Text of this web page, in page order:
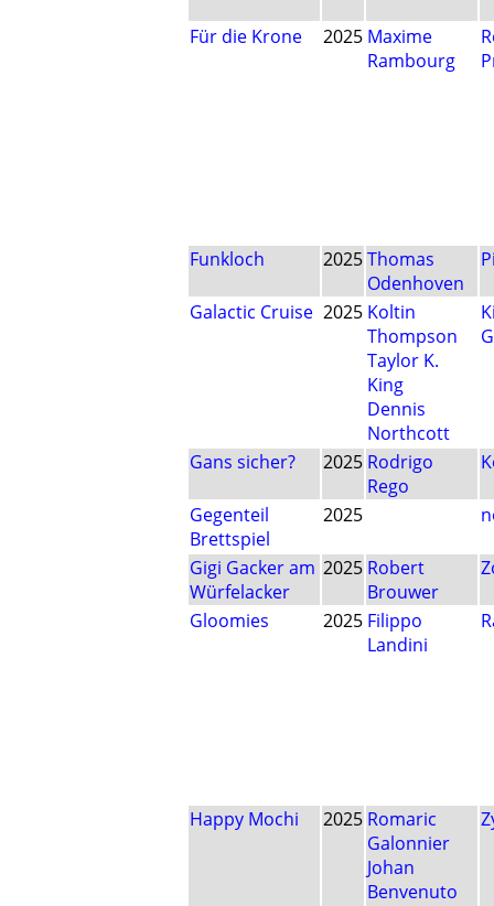
Für die Krone 2025 Maxime
Rambourg
Funkloch 2025Thomas
Odenhoven
Galactic Cruise 2025 Koltin
Thompson
Taylor K.
King
Dennis
Northcott
Gans sicher? 2025 Rodrigo
Rego
Gegenteil
Brettspiel
2025
Gigi Gacker am
Würfelacker
2025 Robert
Brouwer
Gloomies 2025 Filippo
Landini
Happy Mochi 2025 Romaric
Galonnier
Johan
Benvenuto